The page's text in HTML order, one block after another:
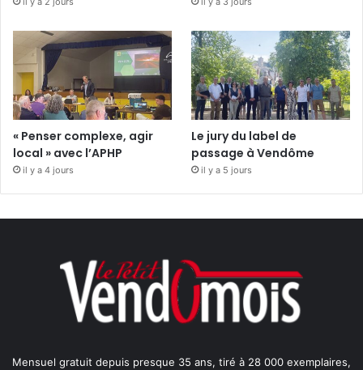
« Penser complexe, agir
local » avec l’APHP
il y a 4 jours
Le jury du label de
passage à Vendôme
il y a 5 jours
Mensuel gratuit depuis presque 35 ans, tiré à 28 000 exemplaires,